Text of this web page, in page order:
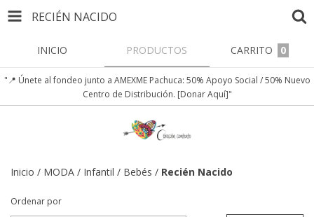
RECIÉN NACIDO
INICIO PRODUCTOS CARRITO 0
"📍 Únete al fondeo junto a AMEXME Pachuca: 50% Apoyo Social / 50% Nuevo
Centro de Distribución. [Donar Aquí]"
Inicio / MODA / Infantil / Bebés / Recién Nacido
Ordenar por